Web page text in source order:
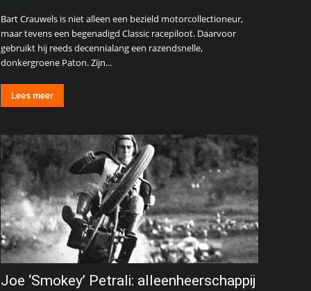
Bart Crauwels is niet alleen een bezield motorcollectioneur,
maar tevens een begenadigd Classic racepiloot. Daarvoor
gebruikt hij reeds decennialang een razendsnelle,
donkergroene Paton. Zijn...
Lees meer
Joe ‘Smokey’ Petrali: alleenheerschappij